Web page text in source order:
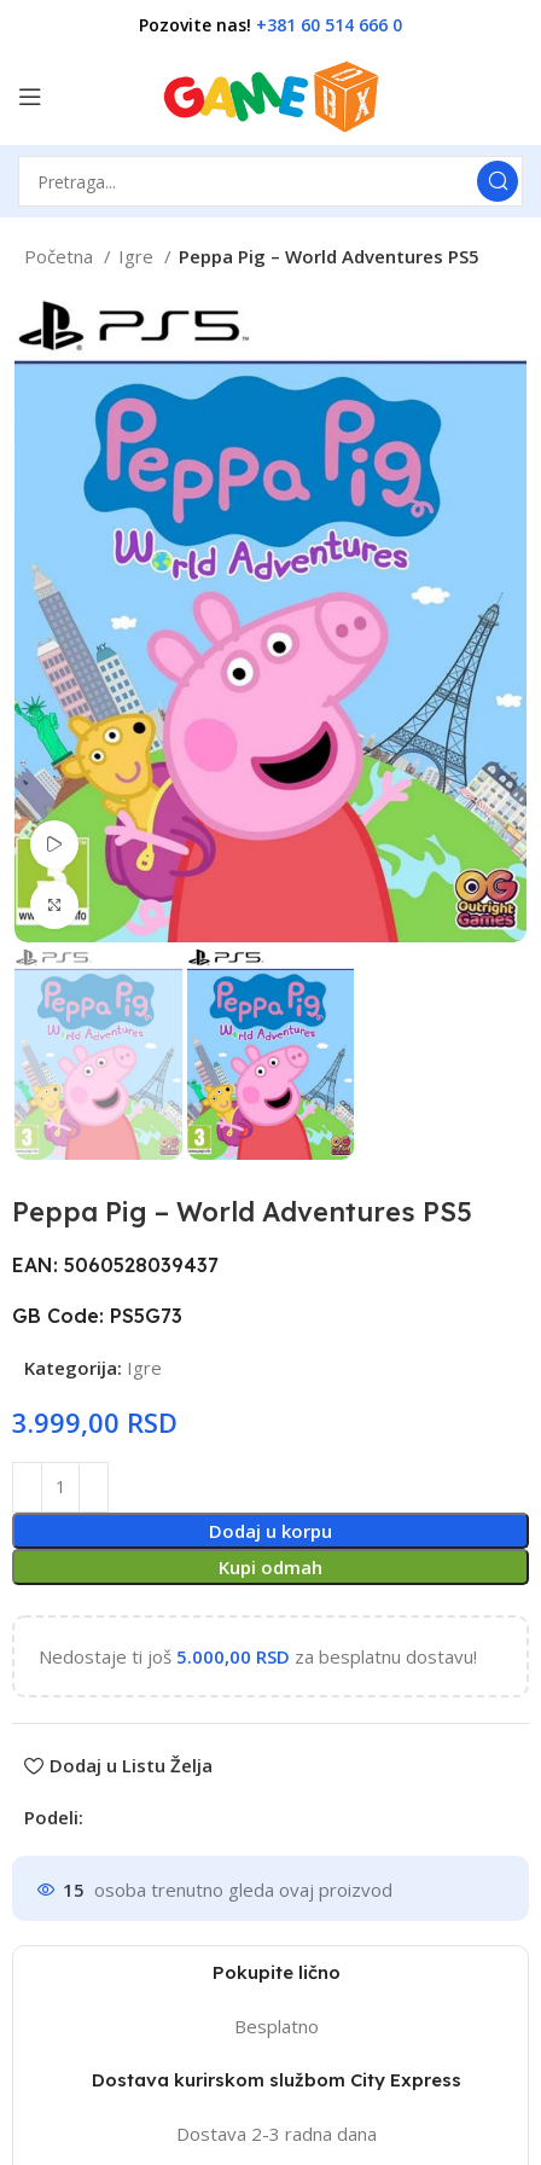
Pozovite nas! +381 60 514 666 0
Početna Igre Peppa Pig – World Adventures PS5
Pogledaj Video
Uvećaj sliku
Peppa Pig – World Adventures PS5
EAN: 5060528039437
GB Code: PS5G73
Kategorija: Igre
RSD
Dodaj u korpu
Kupi odmah
Nedostaje ti još 5.000,00 RSD za besplatnu dostavu!
Dodaj u Listu Želja
Podeli:
15 osoba trenutno gleda ovaj proizvod
Pokupite lično
Besplatno
Dostava kurirskom službom City Express
Dostava 2-3 radna dana